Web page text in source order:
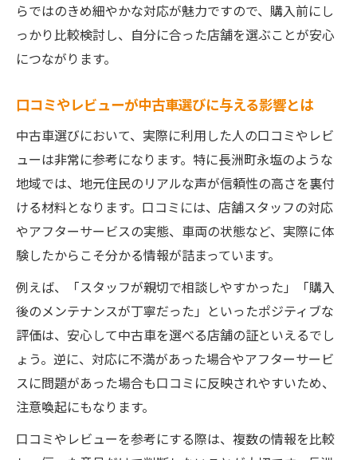
アフターサービスが充実した中古車店の魅
力
中古車購入後も安心できるサポート内容を
保証や定期点検が選ばれる中古車店の理由
中古車購入時に確認すべきアフターケアの
ポイント
アフターサービスで差が出る中古車店選び
納得の中古車購入を実現する安心提案
クリスト
中古車選びで後悔しないための比較検討方
信頼できる中古車店と理想の出会い方を解
説
中古車購入前に知っておきたい安心の手続
き流れ
らではのきめ細やかな対応が魅力ですので、購入前にし
っかり比較検討し、自分に合った店舗を選ぶことが安心
につながります。
口コミやレビューが中古車選びに与える影響とは
中古車選びにおいて、実際に利用した人の口コミやレビ
ューは非常に参考になります。特に長洲町永塩のような
地域では、地元住民のリアルな声が信頼性の高さを裏付
ける材料となります。口コミには、店舗スタッフの対応
やアフターサービスの実態、車両の状態など、実際に体
験したからこそ分かる情報が詰まっています。
例えば、「スタッフが親切で相談しやすかった」「購入
後のメンテナンスが丁寧だった」といったポジティブな
評価は、安心して中古車を選べる店舗の証といえるでし
ょう。逆に、対応に不満があった場合やアフターサービ
スに問題があった場合も口コミに反映されやすいため、
注意喚起にもなります。
口コミやレビューを参考にする際は、複数の情報を比較